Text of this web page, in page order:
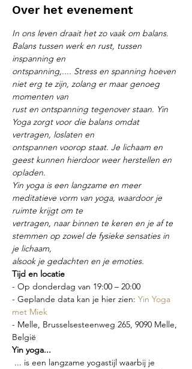
Over het evenement
In ons leven draait het zo vaak om balans.
Balans tussen werk en rust, tussen
inspanning en
ontspanning,.... Stress en spanning hoeven
niet erg te zijn, zolang er maar genoeg
momenten van
rust en ontspanning tegenover staan. Yin
Yoga zorgt voor die balans omdat
vertragen, loslaten en
ontspannen voorop staat. Je lichaam en
geest kunnen hierdoor weer herstellen en
opladen.
Yin yoga is een langzame en meer
meditatieve vorm van yoga, waardoor je
ruimte krijgt om te
vertragen, naar binnen te keren en je af te
stemmen op zowel de fysieke sensaties in
je lichaam,
alsook je gedachten en je emoties.
Tijd en locatie
- Op donderdag van 19:00 – 20:00
- Geplande data kan je hier zien: Yin Yoga
met Miek
- Melle, Brusselsesteenweg 265, 9090 Melle,
België
Yin yoga...
... is een langzame yogastijl waarbij je